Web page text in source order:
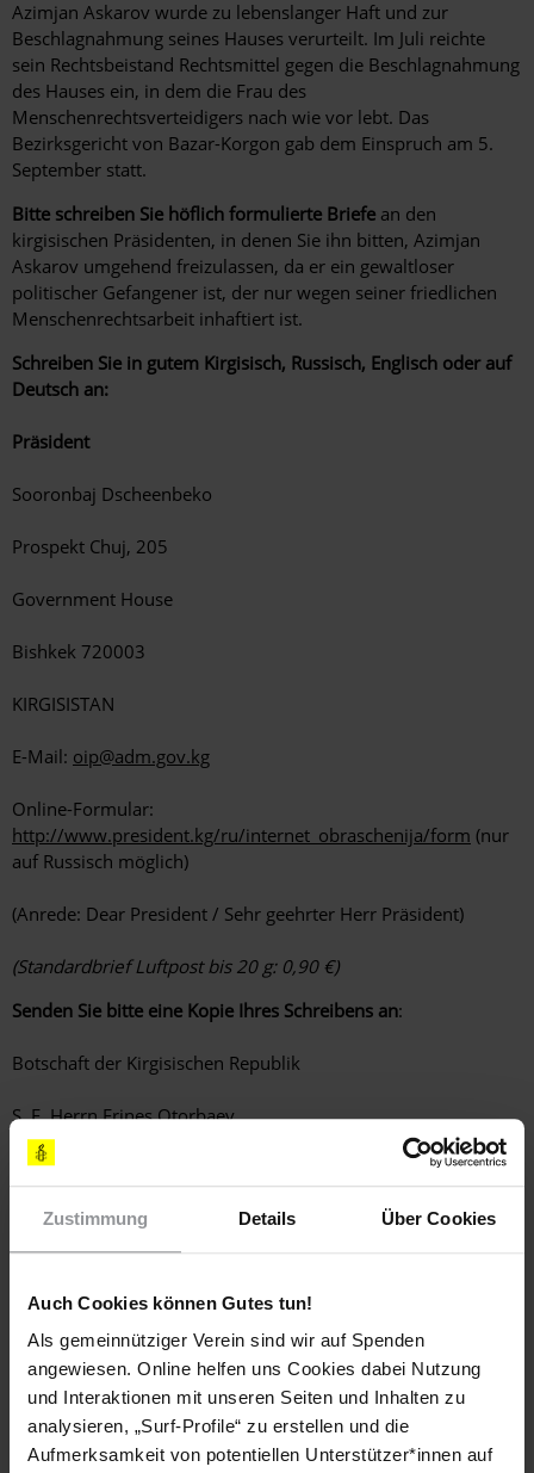
Zustimmung Details Über Cookies
Auch Cookies können Gutes tun!
Als gemeinnütziger Verein sind wir auf Spenden
angewiesen. Online helfen uns Cookies dabei Nutzung
und Interaktionen mit unseren Seiten und Inhalten zu
analysieren, „Surf-Profile“ zu erstellen und die
Aufmerksamkeit von potentiellen Unterstützer*innen auf
Azimjan Askarov wurde zu lebenslanger Haft und zur
Beschlagnahmung seines Hauses verurteilt. Im Juli reichte
sein Rechtsbeistand Rechtsmittel gegen die Beschlagnahmung
des Hauses ein, in dem die Frau des
Menschenrechtsverteidigers nach wie vor lebt. Das
Bezirksgericht von Bazar-Korgon gab dem Einspruch am 5.
September statt.
Bitte schreiben Sie höflich formulierte Briefe an den
kirgisischen Präsidenten, in denen Sie ihn bitten, Azimjan
Askarov umgehend freizulassen, da er ein gewaltloser
politischer Gefangener ist, der nur wegen seiner friedlichen
Menschenrechtsarbeit inhaftiert ist.
Schreiben Sie in gutem Kirgisisch, Russisch, Englisch oder auf
Deutsch an:
Präsident
Sooronbaj Dscheenbeko
Prospekt Chuj, 205
Government House
Bishkek 720003
KIRGISISTAN
E-Mail: oip@adm.gov.kg
Online-Formular:
http://www.president.kg/ru/internet_obraschenija/form (nur
auf Russisch möglich)
(Anrede: Dear President / Sehr geehrter Herr Präsident)
(Standardbrief Luftpost bis 20 g: 0,90 €)
Senden Sie bitte eine Kopie Ihres Schreibens an:
Botschaft der Kirgisischen Republik
S. E. Herrn Erines Otorbaev
Otto-Suhr-Allee. 146, 10585 Berlin
Fax: 030 – 34 78 13 62
LÄNDER
Kirgisistan